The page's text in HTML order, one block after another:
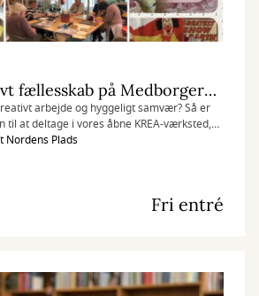
KREA - Kreativt fællesskab på Medborgercentret
arbejde og hyggeligt samvær? Så er
til at deltage i vores åbne KREA-værksted,
på Medborgercentret Nordens Plads.
Plads
Fri entré